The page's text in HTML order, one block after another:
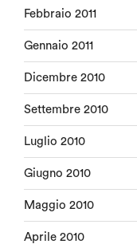
Febbraio 2011
Gennaio 2011
Dicembre 2010
Settembre 2010
Luglio 2010
Giugno 2010
Maggio 2010
Aprile 2010